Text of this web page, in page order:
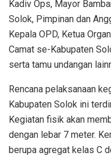
Kadiv Ops, Mayor
Solok, Pimpinan dan
Kepala OPD, Ketua
Camat se-Kabupaten
serta tamu undangan
Rencana pelaksanaan
Kabupaten Solok ini
Kegiatan fisik akan
dengan lebar 7 meter.
berupa agregat kelas C